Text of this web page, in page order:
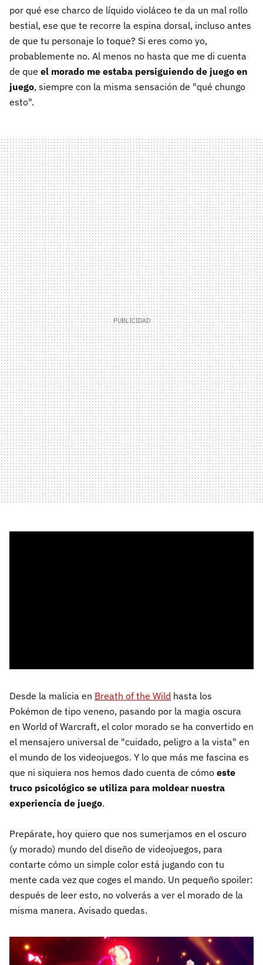
por qué ese charco de líquido violáceo te da un mal rollo
bestial, ese que te recorre la espina dorsal, incluso antes
de que tu personaje lo toque? Si eres como yo,
probablemente no. Al menos no hasta que me di cuenta
de que el morado me estaba persiguiendo de juego en
juego, siempre con la misma sensación de "qué chungo
esto".
Desde la malicia en Breath of the Wild hasta los
Pokémon de tipo veneno, pasando por la magia oscura
en World of Warcraft, el color morado se ha convertido en
el mensajero universal de "cuidado, peligro a la vista" en
el mundo de los videojuegos. Y lo que más me fascina es
que ni siquiera nos hemos dado cuenta de cómo este
truco psicológico se utiliza para moldear nuestra
experiencia de juego.
Prepárate, hoy quiero que nos sumerjamos en el oscuro
(y morado) mundo del diseño de videojuegos, para
contarte cómo un simple color está jugando con tu
mente cada vez que coges el mando. Un pequeño spoiler:
después de leer esto, no volverás a ver el morado de la
misma manera. Avisado quedas.